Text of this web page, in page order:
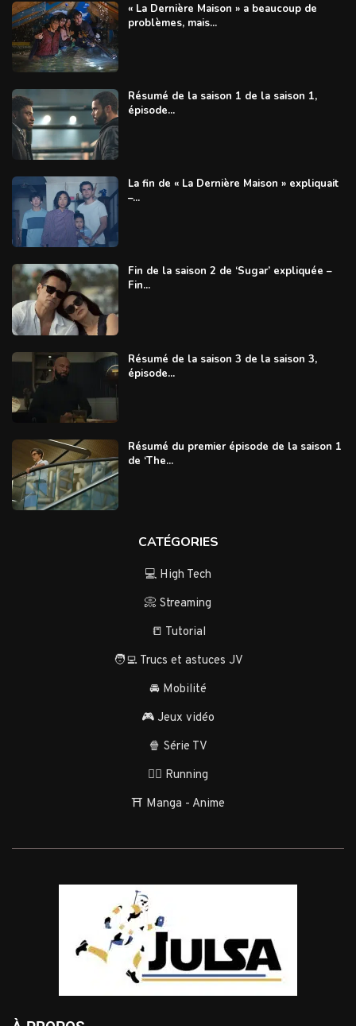
« La Dernière Maison » a beaucoup de
problèmes, mais...
Résumé de la saison 1 de la saison 1,
épisode...
La fin de « La Dernière Maison » expliquait
–...
Fin de la saison 2 de ‘Sugar’ expliquée –
Fin...
Résumé de la saison 3 de la saison 3,
épisode...
Résumé du premier épisode de la saison 1
de ‘The...
CATÉGORIES
💻 High Tech
📀 Streaming
📒 Tutorial
🧑‍💻 Trucs et astuces JV
🚘 Mobilité
🎮 Jeux vidéo
🍿 Série TV
🏃‍♂️ Running
⛩️ Manga - Anime